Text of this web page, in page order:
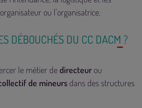
ou l’organisatrice.
DÉBOUCHÉS DU CC DACM ?
le métier dedirecteurou
de mineursdans des structures